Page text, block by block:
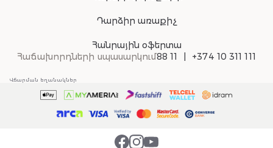
Դարձիր առաքիչ
Հանրային օֆերտա
Հաճախորդների սպասարկում88 11 +374 10 311 111
Վճարման եղանակներ